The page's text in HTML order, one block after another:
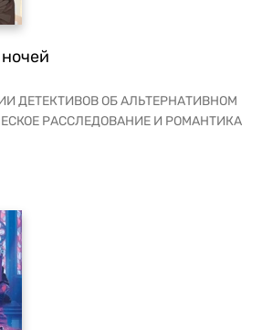
ДЕТЕКТИВОВ ОБ АЛЬТЕРНАТИВНОМ
РАССЛЕДОВАНИЕ И РОМАНТИКА